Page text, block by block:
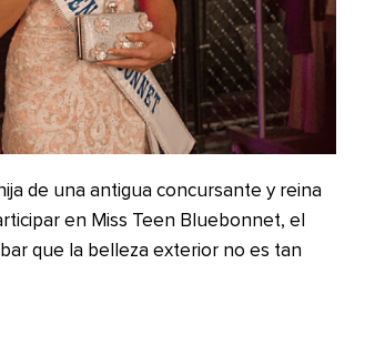
de una antigua concursante y reina
en Miss Teen Bluebonnet, el
que la belleza exterior no es tan